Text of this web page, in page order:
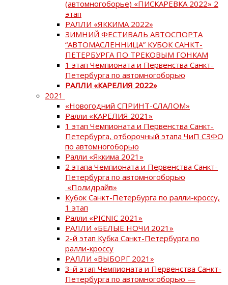
(автомногоборье) «ПИСКАРЕВКА 2022» 2
этап
РАЛЛИ «ЯККИМА 2022»
ЗИМНИЙ ФЕСТИВАЛЬ АВТОСПОРТА
“АВТОМАСЛЕННИЦА” КУБОК САНКТ-
ПЕТЕРБУРГА ПО ТРЕКОВЫМ ГОНКАМ
1 этап Чемпионата и Первенства Санкт-
Петербурга по автомногоборью
РАЛЛИ «КАРЕЛИЯ 2022»
2021
«Новогодний СПРИНТ-СЛАЛОМ»
Ралли «КАРЕЛИЯ 2021»
1 этап Чемпионата и Первенства Санкт-
Петербурга, отборочный этапа ЧиП СЗФО
по автомногоборью
Ралли «Яккима 2021»
2 этапа Чемпионата и Первенства Санкт-
Петербурга по автомногоборью
«Полидрайв»
Кубок Санкт-Петербурга по ралли-кроссу,
1 этап
Ралли «PICNIC 2021»
РАЛЛИ «БЕЛЫЕ НОЧИ 2021»
2-й этап Кубка Санкт-Петербурга по
ралли-кроссу
РАЛЛИ «ВЫБОРГ 2021»
3-й этап Чемпионата и Первенства Санкт-
Петербурга по автомногоборью —